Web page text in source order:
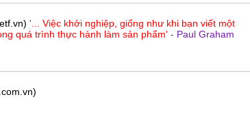
'... Việc khởi nghiệp, giống như khi bạn viết một
quá trình thực hành làm sản phẩm' - Paul Graham